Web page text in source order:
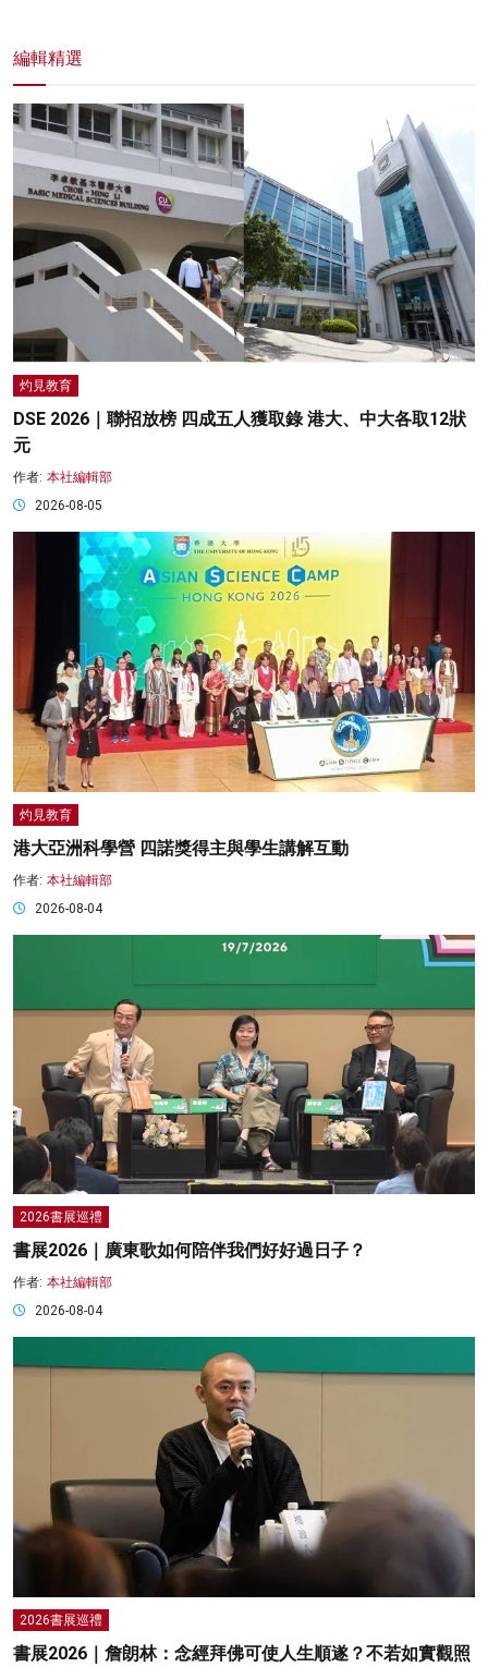
編輯精選
灼見教育
DSE 2026｜聯招放榜 四成五人獲取錄 港大、中大各取12狀
元
作者: 本社編輯部
2026-08-05
灼見教育
港大亞洲科學營 四諾獎得主與學生講解互動
作者: 本社編輯部
2026-08-04
2026書展巡禮
書展2026｜廣東歌如何陪伴我們好好過日子？
作者: 本社編輯部
2026-08-04
2026書展巡禮
書展2026｜詹朗林：念經拜佛可使人生順遂？不若如實觀照